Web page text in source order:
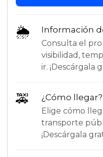
🌦 Información
Consulta el
visibilidad,
ir. ¡Descárgala
🚕 ¿Cómo llegar?
Elige cómo
transporte
¡Descárgala